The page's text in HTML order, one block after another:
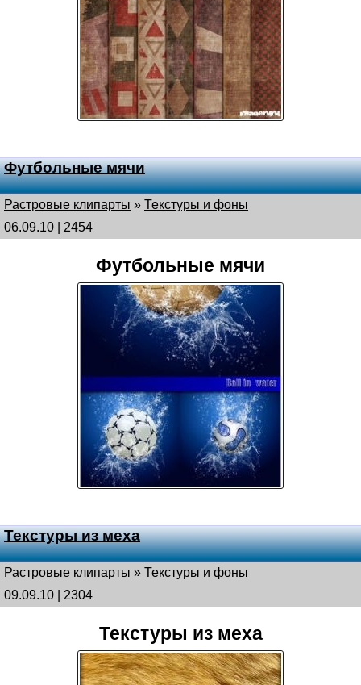
Футбольные мячи
Растровые клипарты » Текстуры и фоны
06.09.10 | 2454
Футбольные мячи
Текстуры из меха
Растровые клипарты » Текстуры и фоны
09.09.10 | 2304
Текстуры из меха